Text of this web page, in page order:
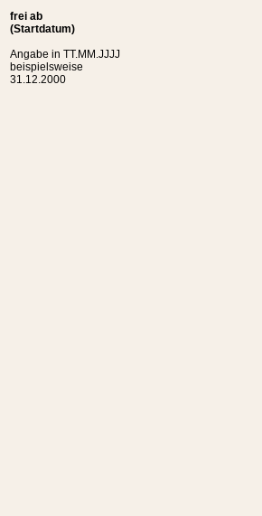
frei ab
(Startdatum)
Angabe in TT.MM.JJJJ
beispielsweise
31.12.2000